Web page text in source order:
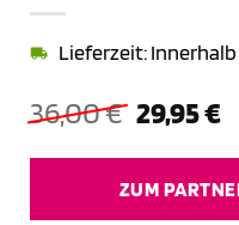
36,00€
36,00 €
29,95€
Lieferzeit:
ZUM